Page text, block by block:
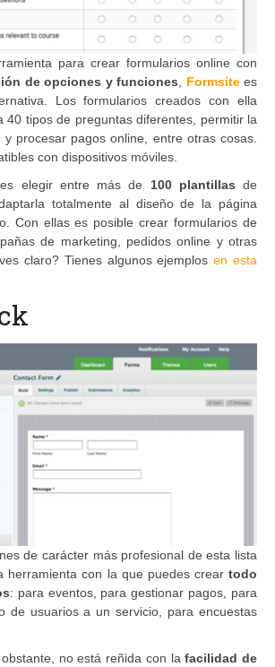
para crear formularios online con
de opciones y funciones Formsitees
Los formularios creados con ella
40 tipos de preguntas diferentes, permitir la
procesar pagos online, entre otras cosas.
con dispositivos móviles.
elegir entre más de 100 plantillas de
totalmente al diseño de la página
Con ellas es posible crear formularios de
de marketing, pedidos online y otras
claro? Tienes algunos ejemplosen esta
de carácter más profesional de esta lista
herramienta con la que puedes creartodo
: para eventos, para gestionar pagos, para
de usuarios a un servicio, para encuestas
no está reñida con lafacilidad de